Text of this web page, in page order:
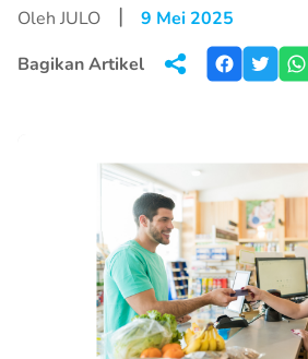
Oleh JULO |
9 Mei 2025
Bagikan Artikel